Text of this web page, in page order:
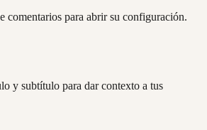
comentarios para abrir su configuración.
y subtítulo para dar contexto a tus